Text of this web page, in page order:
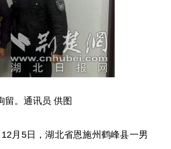
留。通讯员 供图
月5日，湖北省恩施州鹤峰县一男